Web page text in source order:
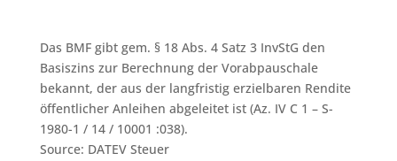
Das BMF gibt gem. § 18 Abs. 4 Satz 3 InvStG den
Basiszins zur Berechnung der Vorabpauschale
bekannt, der aus der langfristig erzielbaren Rendite
öffentlicher Anleihen abgeleitet ist (Az. IV C 1 – S-
1980-1 / 14 / 10001 :038).
Source: DATEV Steuer